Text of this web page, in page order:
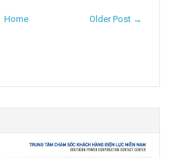
Older Post →
Home